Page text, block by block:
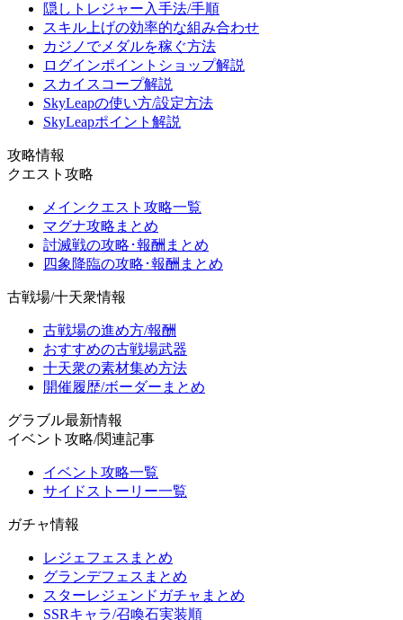
隠しトレジャー入手法/手順
スキル上げの効率的な組み合わせ
カジノでメダルを稼ぐ方法
ログインポイントショップ解説
スカイスコープ解説
SkyLeapの使い方/設定方法
SkyLeapポイント解説
攻略情報
クエスト攻略
メインクエスト攻略一覧
マグナ攻略まとめ
討滅戦の攻略･報酬まとめ
四象降臨の攻略･報酬まとめ
古戦場/十天衆情報
古戦場の進め方/報酬
おすすめの古戦場武器
十天衆の素材集め方法
開催履歴/ボーダーまとめ
グラブル最新情報
イベント攻略/関連記事
イベント攻略一覧
サイドストーリー一覧
ガチャ情報
レジェフェスまとめ
グランデフェスまとめ
スターレジェンドガチャまとめ
SSRキャラ/召喚石実装順